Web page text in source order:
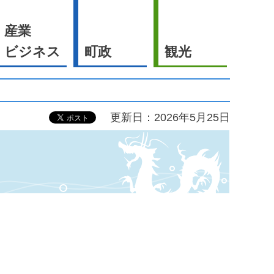
産業
ビジネス
町政 観光
更新日：2026年5月25日